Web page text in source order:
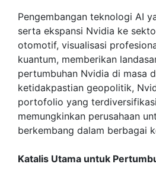
Pengembangan teknologi AI
serta ekspansi Nvidia ke
otomotif, visualisasi
kuantum, memberikan
pertumbuhan Nvidia di masa
ketidakpastian geopolitik,
portofolio yang
memungkinkan perusahaan
berkembang dalam berbagai
Katalis Utama untuk